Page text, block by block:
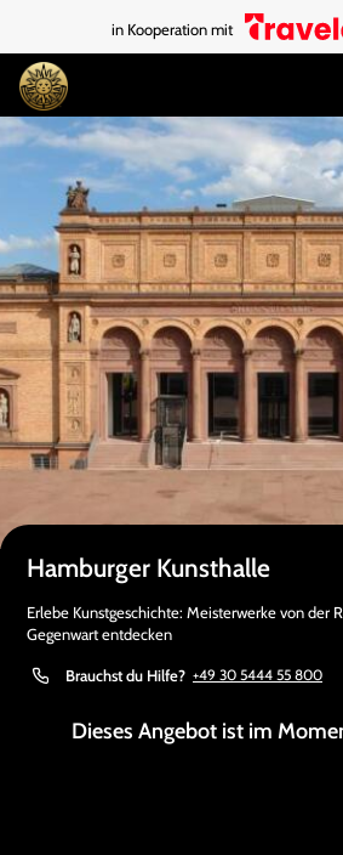
in Kooperation mit
Hamburger Kunsthalle
Erlebe Kunstgeschichte: Meisterwerke von der
Gegenwart entdecken
Brauchst du Hilfe? +49 30 5444 55 800
Dieses Angebot ist im